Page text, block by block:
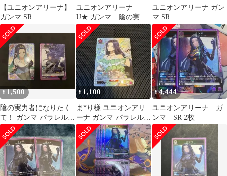
【ユニオンアリーナ】
ガンマ SR
ユニオンアリーナ
U★ ガンマ 陰の実力
者になりたくて！ パ
ラレル ユニアリ
ユニオンアリーナ ガン
マ SR
¥1,500
陰の実力者になりたく
て！ ガンマ パラレル
U★ ユニオンアリーナ
ユニアリ
¥1,100
ま*り様 ユニオンアリ
ーナ ガンマ パラレル
U★ 陰の実力者になり
たくて！
¥4,444
ユニオンアリーナ ガ
ンマ SR 2枚